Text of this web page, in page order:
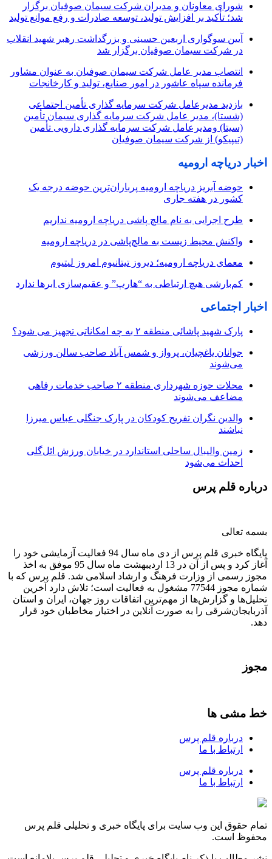
شورای معاونان و مدیران شرکت سیمان صوفیان برگزار
شد؛ تأکید بر افزایش تولید، توسعه صادرات و رفع موانع تولید
آیین سوگواری اربعین حسینی و بزرگداشت رهبر شهید انقلاب
در شرکت سیمان صوفیان برگزار شد
انتصاب مدیر عامل شرکت سیمان صوفیان به عنوان مشاور
فرمانده سپاه عاشور در امور صنایع، تولید و کارخانجات
بازدید مدیرعامل شرکت سرمایه گذاری تأمین اجتماعی
(شستا)، مدیر عامل شرکت سرمایه گذاری سیمان تأمین
(سیتا) ومدیرعامل شرکت سرمایه گذاری دارویی تأمین
(تیپیکو) از شرکت سیمان صوفیان
اخبار دریاچه ارومیه
حوضه آبریز دریاچه ارومیه پرباران‌ترین حوضه‌ درجه یک
کشور در هفته جاری
طرح اجرایی به نام مالچ پاشی دریاچه ارومیه نداریم
واکنش محیط زیست به مالچ‌پاشی در دریاچه ارومیه
معمای دریاچه ارومیه؛ دیروز تیتانیوم امروز لیتیوم
کم‌بارشی هیچ ارتباطی به “هارپ” و عقیم‌سازی ابرها ندارد
اخبار اجتماعی
پارک شهید پاشائی منطقه ۲ به چه امکاناتی تجهیز می شود؟
جوانان یاغچیان، پرواز و شمس آباد صاحب سالن ورزشی
می‌شوند
محلات حوزه شهرداری منطقه ۲ صاحب خدمات رفاهی
مضاعف می‌شوند
والدین نگران تفریح کودکان در پارک جنگلی عباس میرزا
نباشند
زمین والیبال ساحلی استاندارد در خیابان ورزش ائل‌گلی
احداث می‌شود
درباره قلم پرس
بسمه تعالی
پایگاه خبری قلم پرس از دی ماه سال 94 فعالیت آزمایشی خود را
آغاز کرد و پس از آن در 13 اردیبهشت ماه سال 95 موفق به اخذ
مجوز رسمی از وزارت فرهنگ و ارشاد اسلامی شد. قلم پرس که با
شماره مجوز 77544 مشغول به فعالیت است؛ تلاش دارد آخرین
تحلیل‌ها و گزارش‌ها از مهم‌ترین اتفاقات روز جهان، ایران و استان
آذربایجان‌شرقی را به صورت آنلاین در اختیار مخاطبان خود قرار
دهد.
مجوز
خط مشی ها
درباره قلم پرس
ارتباط با ما
درباره قلم پرس
ارتباط با ما
تمام حقوق این وب سایت برای پایگاه خبری و تحلیلی قلم پرس
محفوظ است.